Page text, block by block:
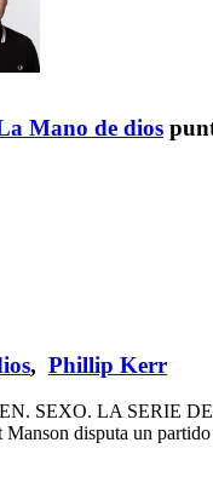
Mano de dios
, Phillip Kerr
SEXO. LA SERIE
Manson disputa un